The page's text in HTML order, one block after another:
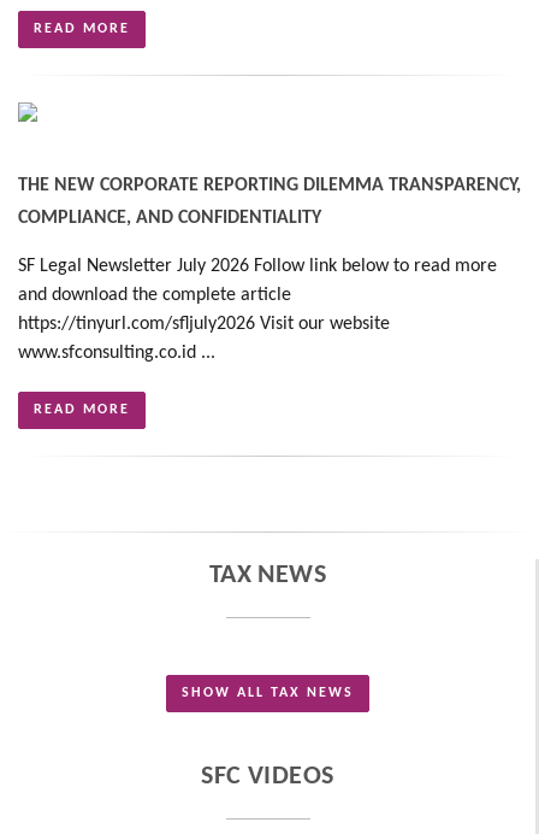
READ MORE
THE NEW CORPORATE REPORTING DILEMMA TRANSPARENCY,
COMPLIANCE, AND CONFIDENTIALITY
SF Legal Newsletter July 2026 Follow link below to read more
and download the complete article
https://tinyurl.com/sfljuly2026 Visit our website
www.sfconsulting.co.id ...
READ MORE
TAX NEWS
SHOW ALL TAX NEWS
SFC VIDEOS